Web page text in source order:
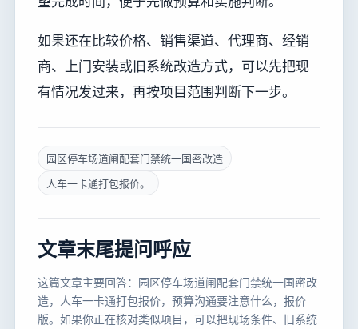
如果还在比较价格、销售渠道、代理商、经销
商、上门安装或旧系统改造方式，可以先把现
有情况发过来，再按项目范围判断下一步。
园区停车场道闸配套门禁统一国密改造
人车一卡通打包报价。
文章末尾提问呼应
这篇文章主要回答：园区停车场道闸配套门禁统一国密改
造，人车一卡通打包报价，预算沟通要注意什么，报价
版。如果你正在核对类似项目，可以把现场条件、旧系统